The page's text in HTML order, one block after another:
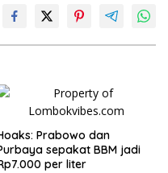
Prabowo dan
sepakat BBM jadi
per liter